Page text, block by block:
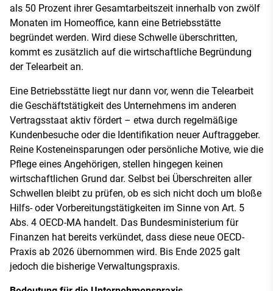
als 50 Prozent ihrer Gesamtarbeitszeit innerhalb von zwölf
Monaten im Homeoffice, kann eine Betriebsstätte
begründet werden. Wird diese Schwelle überschritten,
kommt es zusätzlich auf die wirtschaftliche Begründung
der Telearbeit an.
Eine Betriebsstätte liegt nur dann vor, wenn die Telearbeit
die Geschäftstätigkeit des Unternehmens im anderen
Vertragsstaat aktiv fördert – etwa durch regelmäßige
Kundenbesuche oder die Identifikation neuer Auftraggeber.
Reine Kosteneinsparungen oder persönliche Motive, wie die
Pflege eines Angehörigen, stellen hingegen keinen
wirtschaftlichen Grund dar. Selbst bei Überschreiten aller
Schwellen bleibt zu prüfen, ob es sich nicht doch um bloße
Hilfs- oder Vorbereitungstätigkeiten im Sinne von Art. 5
Abs. 4 OECD-MA handelt. Das Bundesministerium für
Finanzen hat bereits verkündet, dass diese neue OECD-
Praxis ab 2026 übernommen wird. Bis Ende 2025 galt
jedoch die bisherige Verwaltungspraxis.